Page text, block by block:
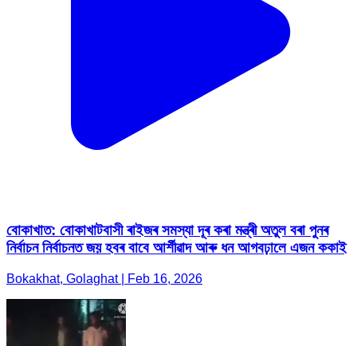
বোকাখাত: বোকাখাটবাসী ৰাইজৰ সমস্যা দূৰ কৰা মন্ত্ৰী অতুল বৰা পুনৰ
নিৰ্বাচন নিৰ্বাচনত জয় হবৰ বাবে আৰ্শীৱাদ আৰু ধন আগবঢ়ালে এজন ককাই
Bokakhat, Golaghat | Feb 16, 2026